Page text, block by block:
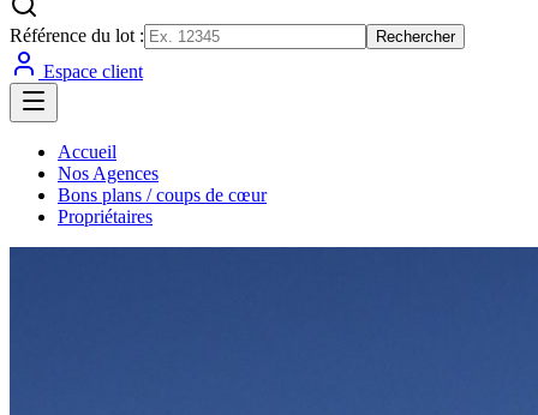
Référence du lot : Rechercher
Espace client
Accueil
Nos Agences
Bons plans / coups de cœur
Propriétaires